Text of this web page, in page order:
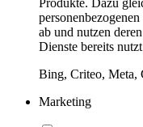
ab und nutzen
Dienste bereits
Bing, Criteo, Meta,
Marketing